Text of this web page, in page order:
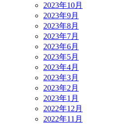
2023年10月
2023年9月
2023年8月
2023年7月
2023年6月
2023年5月
2023年4月
2023年3月
2023年2月
2023年1月
2022年12月
2022年11月